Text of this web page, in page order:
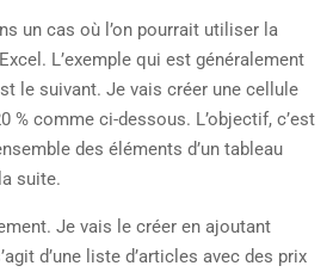
un cas où l’on pourrait utiliser la
L’exemple qui est généralement
le suivant. Je vais créer une cellule
% comme ci-dessous. L’objectif, c’est
des éléments d’un tableau
suite.
Je vais le créer en ajoutant
d’une liste d’articles avec des prix